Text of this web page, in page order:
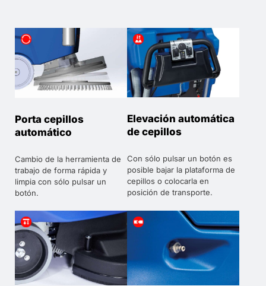
Porta cepillos
automático
Cambio de la herramienta de
trabajo de forma rápida y
limpia con sólo pulsar un
botón.
Elevación automática
de cepillos
Con sólo pulsar un botón es
posible bajar la plataforma de
cepillos o colocarla en
posición de transporte.